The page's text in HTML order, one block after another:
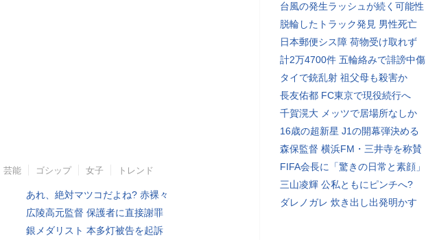
芸能 ゴシップ 女子 トレンド
あれ、絶対マツコだよね? 赤裸々
広陵高元監督 保護者に直接謝罪
銀メダリスト 本多灯被告を起訴
台風の発生ラッシュが続く可能性
脱輪したトラック発見 男性死亡
日本郵便シス障 荷物受け取れず
計2万4700件 五輪絡みで誹謗中傷
タイで銃乱射 祖父母も殺害か
長友佑都 FC東京で現役続行へ
千賀滉大 メッツで居場所なしか
16歳の超新星 J1の開幕弾決める
森保監督 横浜FM・三井寺を称賛
FIFA会長に「驚きの日常と素顔」
三山凌輝 公私ともにピンチへ?
ダレノガレ 炊き出し出発明かす